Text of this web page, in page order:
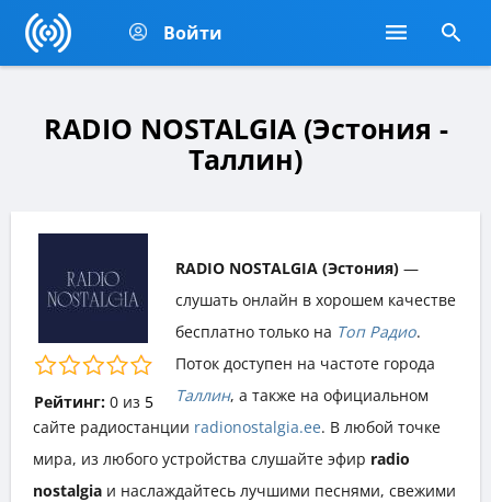
Войти
RADIO NOSTALGIA (Эстония -
Таллин)
Рейтинг: 0из 5
RADIO NOSTALGIA (Эстония) —
слушать онлайн в хорошем качестве
бесплатно только на Топ Радио.
Поток доступен на частоте города
Таллин, а также на официальном
сайте радиостанции radionostalgia.ee. В любой точке
мира, из любого устройства слушайте эфир radio
nostalgia и наслаждайтесь лучшими песнями, свежими